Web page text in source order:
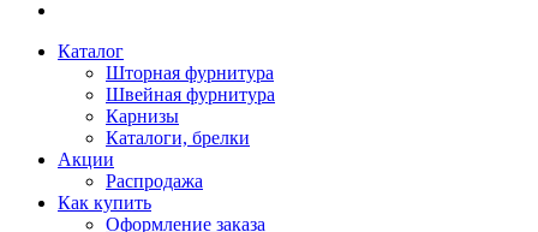
Каталог
Шторная фурнитура
Швейная фурнитура
Карнизы
Каталоги, брелки
Акции
Распродажа
Как купить
Оформление заказа